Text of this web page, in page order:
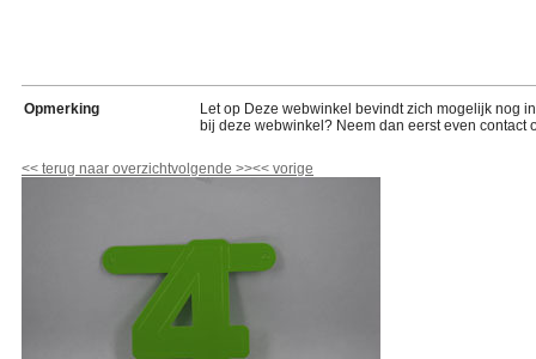
Opmerking
Let op Deze webwinkel bevindt zich mogelijk nog
bij deze webwinkel? Neem dan eerst even contact
<< terug naar overzichtvolgende >><< vorige